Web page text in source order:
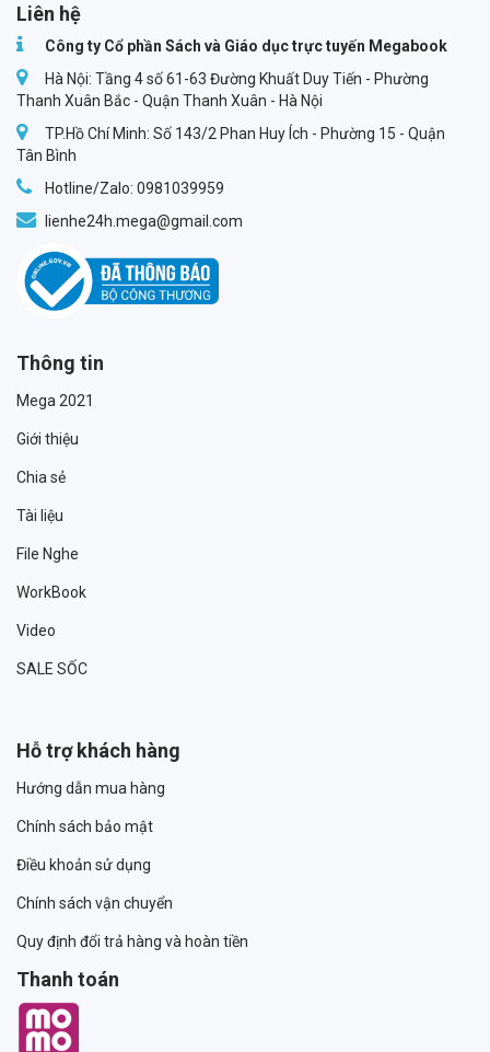
Liên hệ
Công ty Cổ phần Sách và Giáo dục trực tuyến Megabook
Hà Nội: Tầng 4 số 61-63 Đường Khuất Duy Tiến - Phường
Thanh Xuân Bắc - Quận Thanh Xuân - Hà Nội
TP.Hồ Chí Minh: Số 143/2 Phan Huy Ích - Phường 15 - Quận
Tân Bình
Hotline/Zalo: 0981039959
lienhe24h.mega@gmail.com
Thông tin
Mega 2021
Giới thiệu
Chia sẻ
Tài liệu
File Nghe
WorkBook
Video
SALE SỐC
Hỗ trợ khách hàng
Hướng dẫn mua hàng
Chính sách bảo mật
Điều khoản sử dụng
Chính sách vận chuyển
Quy định đổi trả hàng và hoàn tiền
Thanh toán